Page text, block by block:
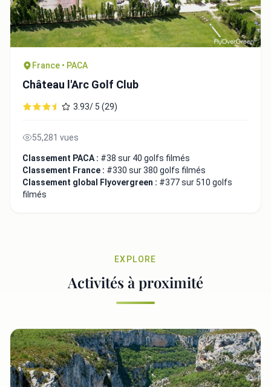
France • PACA
Château l'Arc Golf Club
3.93/ 5 (29)
55,281 vues
Classement PACA : #38 sur 40 golfs filmés
Classement France : #330 sur 380 golfs filmés
Classement global Flyovergreen : #377 sur 510 golfs
filmés
EXPLORE
Activités à proximité